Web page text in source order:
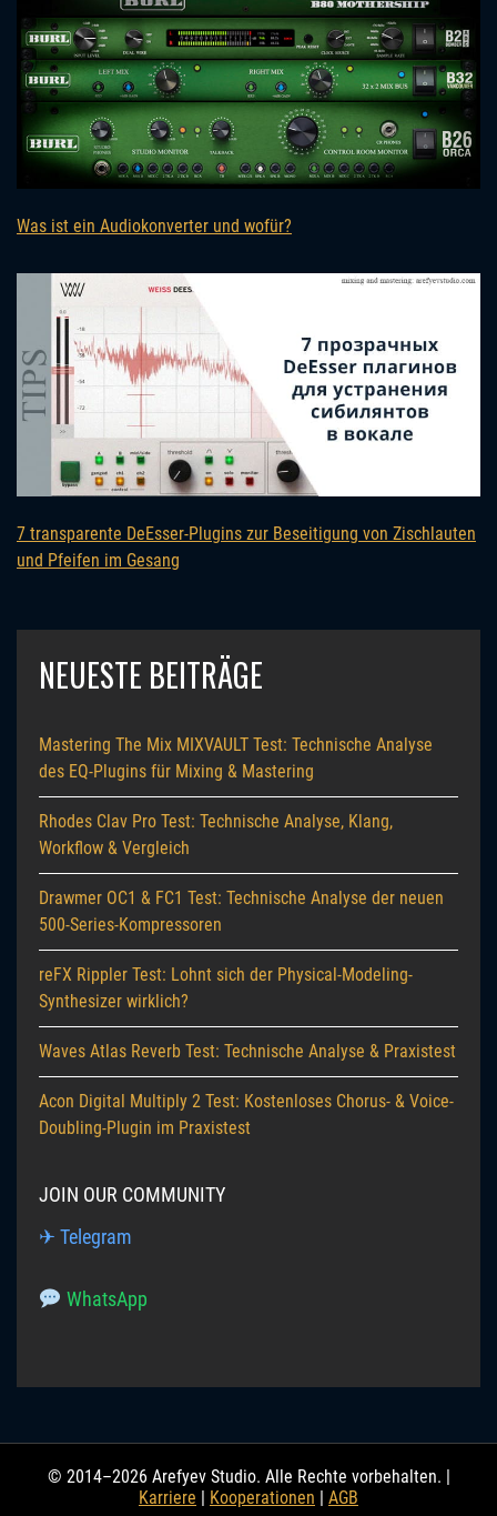
Was ist ein Audiokonverter und wofür?
7 transparente DeEsser-Plugins zur Beseitigung von Zischlauten
und Pfeifen im Gesang
NEUESTE BEITRÄGE
Mastering The Mix MIXVAULT Test: Technische Analyse
des EQ-Plugins für Mixing & Mastering
Rhodes Clav Pro Test: Technische Analyse, Klang,
Workflow & Vergleich
Drawmer OC1 & FC1 Test: Technische Analyse der neuen
500-Series-Kompressoren
reFX Rippler Test: Lohnt sich der Physical-Modeling-
Synthesizer wirklich?
Waves Atlas Reverb Test: Technische Analyse & Praxistest
Acon Digital Multiply 2 Test: Kostenloses Chorus- & Voice-
Doubling-Plugin im Praxistest
JOIN OUR COMMUNITY
✈ Telegram
WhatsApp
© 2014–2026 Arefyev Studio. Alle Rechte vorbehalten. |
Karriere | Kooperationen | AGB